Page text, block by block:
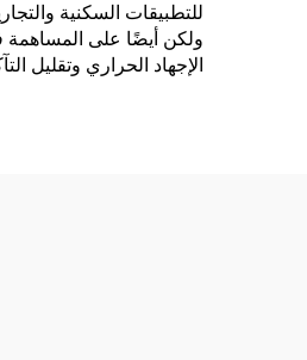
للتطبيقات السكنية
ولكن أيضًا على المساهمة
الإجهاد الحراري وتقليل